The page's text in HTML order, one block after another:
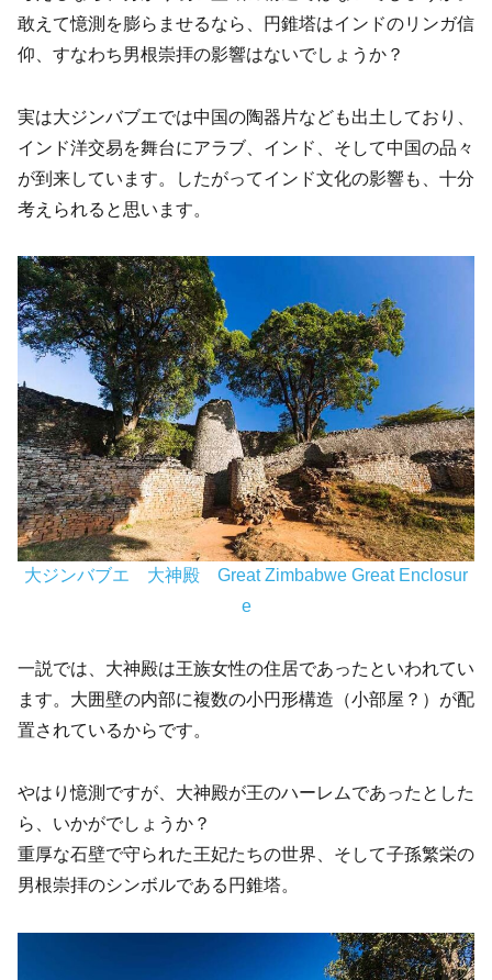
敢えて憶測を膨らませるなら、円錐塔はインドのリンガ信
仰、すなわち男根崇拝の影響はないでしょうか？
実は大ジンバブエでは中国の陶器片なども出土しており、
インド洋交易を舞台にアラブ、インド、そして中国の品々
が到来しています。したがってインド文化の影響も、十分
考えられると思います。
大ジンバブエ 大神殿 Great Zimbabwe Great Enclosur
e
一説では、大神殿は王族女性の住居であったといわれてい
ます。大囲壁の内部に複数の小円形構造（小部屋？）が配
置されているからです。
やはり憶測ですが、大神殿が王のハーレムであったとした
ら、いかがでしょうか？
重厚な石壁で守られた王妃たちの世界、そして子孫繁栄の
男根崇拝のシンボルである円錐塔。